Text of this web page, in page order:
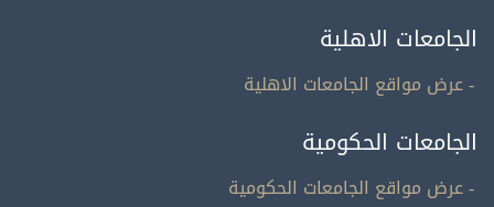
الجامعات الاهلية
- عرض مواقع الجامعات الاهلية
الجامعات الحكومية
- عرض مواقع الجامعات الحكومية